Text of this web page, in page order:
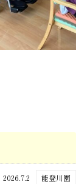
2026.7.2 能登川園